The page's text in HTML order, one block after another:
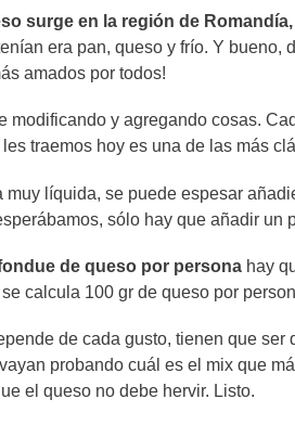
surge en la región de
era pan, queso y frío. Y
amados por todos!
modificando y agregando cosas.
traemos hoy es una de las más
muy líquida, se puede espesar
sólo hay que añadir un
de queso por persona hay
calcula 100 gr de queso por
de cada gusto, tienen que
probando cuál es el mix que
el queso no debe hervir. Listo.